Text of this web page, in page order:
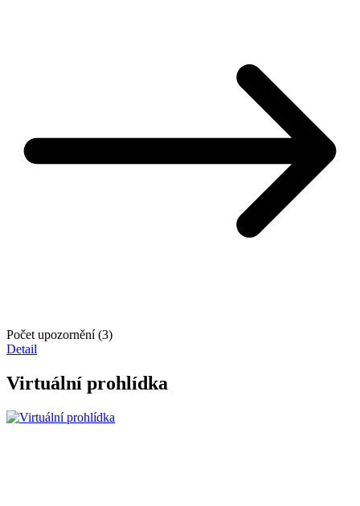
Počet upozornění (3)
Detail
Virtuální prohlídka